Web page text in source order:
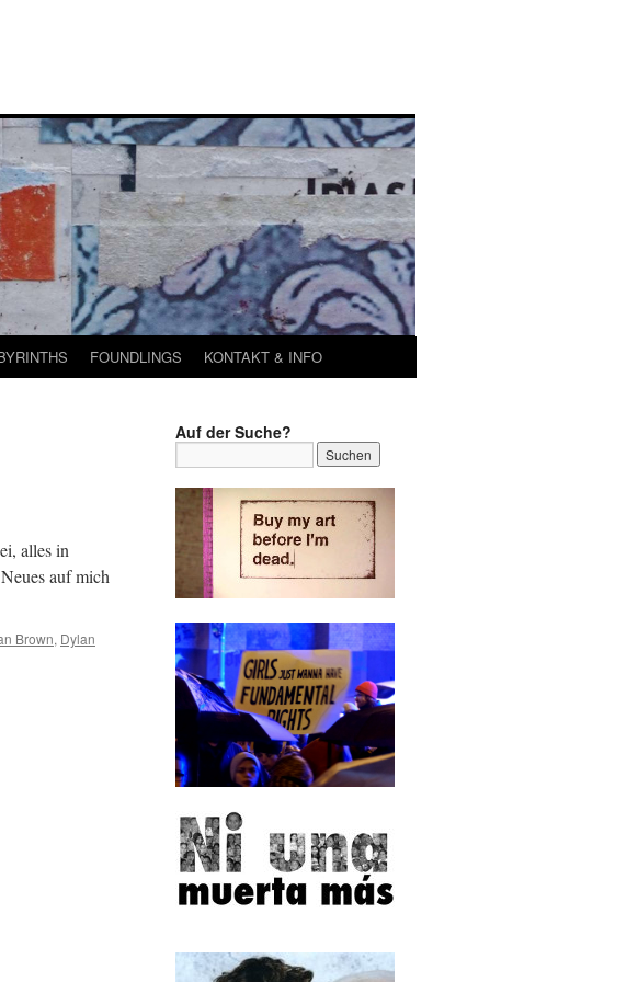
FOUNDLINGS KONTAKT & INFO
alles in
auf mich
Brown, Dylan
Auf der Suche?